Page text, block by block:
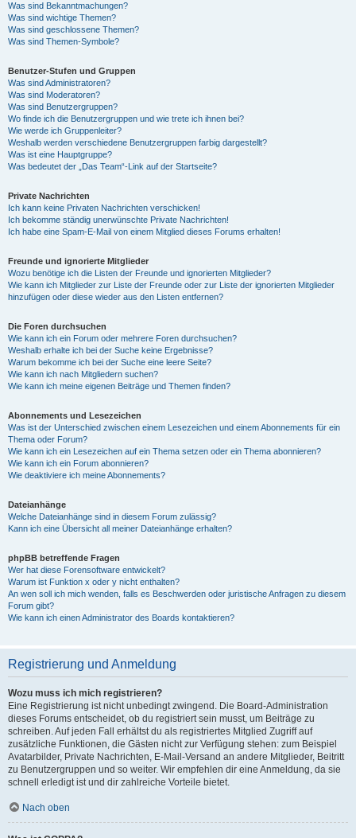
Was sind Bekanntmachungen?
Was sind wichtige Themen?
Was sind geschlossene Themen?
Was sind Themen-Symbole?
Benutzer-Stufen und Gruppen
Was sind Administratoren?
Was sind Moderatoren?
Was sind Benutzergruppen?
Wo finde ich die Benutzergruppen und wie trete ich ihnen bei?
Wie werde ich Gruppenleiter?
Weshalb werden verschiedene Benutzergruppen farbig dargestellt?
Was ist eine Hauptgruppe?
Was bedeutet der „Das Team“-Link auf der Startseite?
Private Nachrichten
Ich kann keine Privaten Nachrichten verschicken!
Ich bekomme ständig unerwünschte Private Nachrichten!
Ich habe eine Spam-E-Mail von einem Mitglied dieses Forums erhalten!
Freunde und ignorierte Mitglieder
Wozu benötige ich die Listen der Freunde und ignorierten Mitglieder?
Wie kann ich Mitglieder zur Liste der Freunde oder zur Liste der ignorierten Mitglieder
hinzufügen oder diese wieder aus den Listen entfernen?
Die Foren durchsuchen
Wie kann ich ein Forum oder mehrere Foren durchsuchen?
Weshalb erhalte ich bei der Suche keine Ergebnisse?
Warum bekomme ich bei der Suche eine leere Seite?
Wie kann ich nach Mitgliedern suchen?
Wie kann ich meine eigenen Beiträge und Themen finden?
Abonnements und Lesezeichen
Was ist der Unterschied zwischen einem Lesezeichen und einem Abonnements für ein
Thema oder Forum?
Wie kann ich ein Lesezeichen auf ein Thema setzen oder ein Thema abonnieren?
Wie kann ich ein Forum abonnieren?
Wie deaktiviere ich meine Abonnements?
Dateianhänge
Welche Dateianhänge sind in diesem Forum zulässig?
Kann ich eine Übersicht all meiner Dateianhänge erhalten?
phpBB betreffende Fragen
Wer hat diese Forensoftware entwickelt?
Warum ist Funktion x oder y nicht enthalten?
An wen soll ich mich wenden, falls es Beschwerden oder juristische Anfragen zu diesem
Forum gibt?
Wie kann ich einen Administrator des Boards kontaktieren?
Registrierung und Anmeldung
Wozu muss ich mich registrieren?
Eine Registrierung ist nicht unbedingt zwingend. Die Board-Administration
dieses Forums entscheidet, ob du registriert sein musst, um Beiträge zu
schreiben. Auf jeden Fall erhältst du als registriertes Mitglied Zugriff auf
zusätzliche Funktionen, die Gästen nicht zur Verfügung stehen: zum Beispiel
Avatarbilder, Private Nachrichten, E-Mail-Versand an andere Mitglieder, Beitritt
zu Benutzergruppen und so weiter. Wir empfehlen dir eine Anmeldung, da sie
schnell erledigt ist und dir zahlreiche Vorteile bietet.
Nach oben